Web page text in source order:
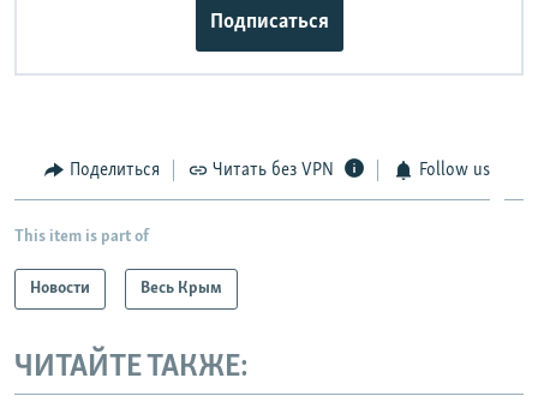
Подписаться
Поделиться Читать без VPN Follow us
This item is part of
Новости Весь Крым
ЧИТАЙТЕ ТАКЖЕ: